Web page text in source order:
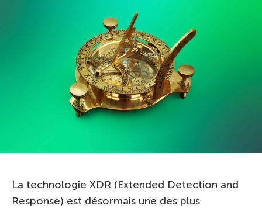
La technologie XDR (Extended Detection and
Response) est désormais une des plus